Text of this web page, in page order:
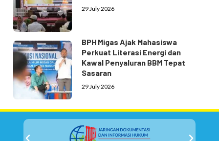
29 July 2026
BPH Migas Ajak Mahasiswa
Perkuat Literasi Energi dan
Kawal Penyaluran BBM Tepat
Sasaran
29 July 2026